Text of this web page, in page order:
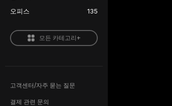
오피스
135
모든 카테고리+
고객센터/자주 묻는 질문
결제 관련 문의